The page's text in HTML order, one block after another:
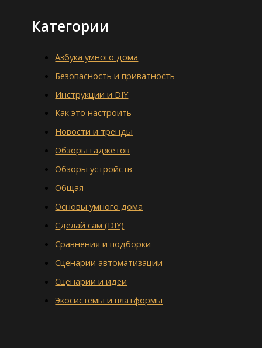
Категории
Азбука умного дома
Безопасность и приватность
Инструкции и DIY
Как это настроить
Новости и тренды
Обзоры гаджетов
Обзоры устройств
Общая
Основы умного дома
Сделай сам (DIY)
Сравнения и подборки
Сценарии автоматизации
Сценарии и идеи
Экосистемы и платформы